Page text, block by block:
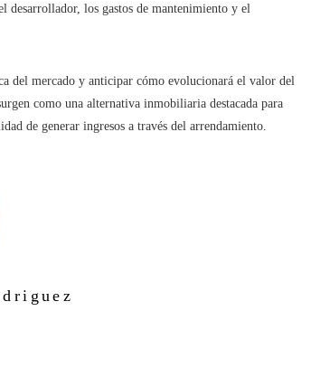
los gastos de mantenimiento y el
del mercado y anticipar cómo evolucionará el valor del
como una alternativa inmobiliaria destacada para
de generar ingresos a través del arrendamiento.